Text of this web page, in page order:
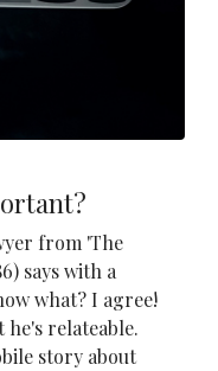
from 'The
says with a
what? I agree!
he's relateable.
story about